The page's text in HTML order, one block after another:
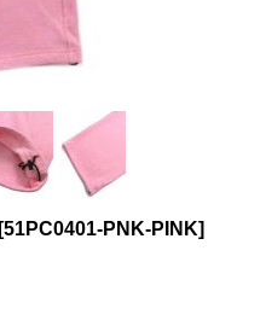
[51PC0401-PNK-PINK]